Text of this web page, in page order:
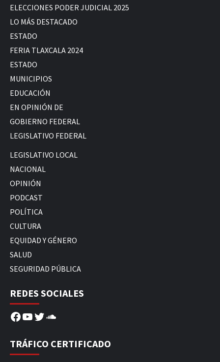
ELECCIONES PODER JUDICIAL 2025
LO MÁS DESTACADO
ESTADO
FERIA TLAXCALA 2024
ESTADO
MUNICIPIOS
EDUCACIÓN
EN OPINIÓN DE
GOBIERNO FEDERAL
LEGISLATIVO FEDERAL
LEGISLATIVO LOCAL
NACIONAL
OPINIÓN
PODCAST
POLÍTICA
CULTURA
EQUIDAD Y GÉNERO
SALUD
SEGURIDAD PÚBLICA
REDES SOCIALES
Facebook
YouTube
Twitter
SoundCloud
TRÁFICO CERTIFICADO